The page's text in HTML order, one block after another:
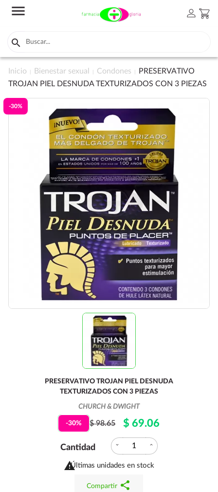
menu person shopping_cart

Inicio Bienestar sexual Condones
PRESERVATIVO
TROJAN PIEL DESNUDA TEXTURIZADOS CON 3 PIEZAS
-30%
PRESERVATIVO TROJAN PIEL DESNUDA
TEXTURIZADOS CON 3 PIEZAS
CHURCH & DWIGHT
-30% $ 98.65 $ 69.06
Cantidad expand_more expand_less

Últimas unidades en stock
Compartir share